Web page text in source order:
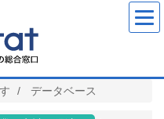
データベース